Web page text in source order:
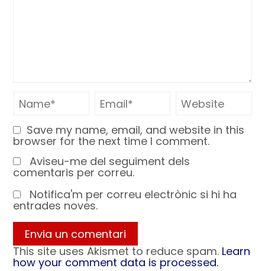
Save my name, email, and website in this
browser for the next time I comment.
Aviseu-me del seguiment dels
comentaris per correu.
Notifica'm per correu electrònic si hi ha
entrades noves.
This site uses Akismet to reduce spam. Learn
how your comment data is processed.